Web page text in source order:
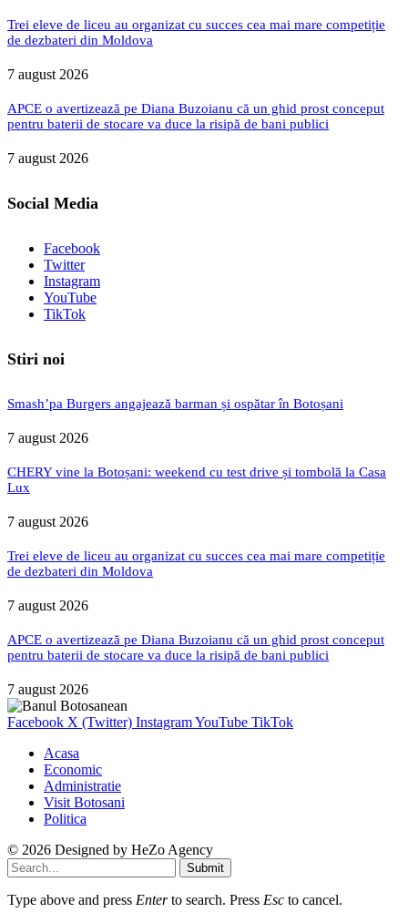
Trei eleve de liceu au organizat cu succes cea mai mare competiție
de dezbateri din Moldova
7 august 2026
APCE o avertizează pe Diana Buzoianu că un ghid prost conceput
pentru baterii de stocare va duce la risipă de bani publici
7 august 2026
Social Media
Facebook
Twitter
Instagram
YouTube
TikTok
Stiri noi
Smash’pa Burgers angajează barman și ospătar în Botoșani
7 august 2026
CHERY vine la Botoșani: weekend cu test drive și tombolă la Casa
Lux
7 august 2026
Trei eleve de liceu au organizat cu succes cea mai mare competiție
de dezbateri din Moldova
7 august 2026
APCE o avertizează pe Diana Buzoianu că un ghid prost conceput
pentru baterii de stocare va duce la risipă de bani publici
7 august 2026
Facebook X (Twitter) InstagramYouTube TikTok
Acasa
Economic
Administratie
Visit Botosani
Politica
© 2026 Designed by HeZo Agency
Submit
Type above and press Enterto search. Press Esc to cancel.